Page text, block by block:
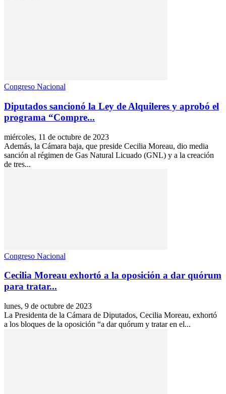
Congreso Nacional
Diputados sancionó la Ley de Alquileres y aprobó el
programa “Compre...
miércoles, 11 de octubre de 2023
Además, la Cámara baja, que preside Cecilia Moreau, dio media
sanción al régimen de Gas Natural Licuado (GNL) y a la creación
de tres...
Congreso Nacional
Cecilia Moreau exhortó a la oposición a dar quórum
para tratar...
lunes, 9 de octubre de 2023
La Presidenta de la Cámara de Diputados, Cecilia Moreau, exhortó
a los bloques de la oposición “a dar quórum y tratar en el...